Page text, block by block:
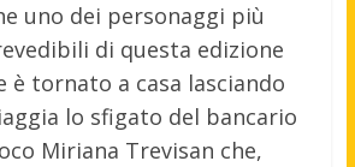
uno dei personaggi più
di questa edizione
è tornato a casa lasciando
lo sfigato del bancario
Miriana Trevisan che,